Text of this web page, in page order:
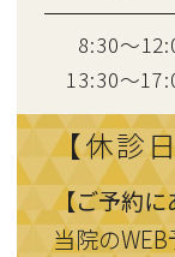
8:30～
13:30〜
【休診
【ご予約に
当院の